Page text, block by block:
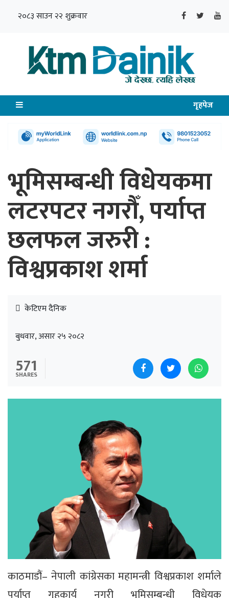
२०८३ साउन २२ शुक्रवार
गृहपेज
भूमिसम्बन्धी विधेयकमा
लटरपटर नगरौँ, पर्याप्त
छलफल जरुरी :
विश्वप्रकाश शर्मा
केटिएम दैनिक
बुधवार, असार २५ २०८२
571
SHARES
काठमाडौं– नेपाली कांग्रेसका महामन्त्री विश्वप्रकाश शर्माले